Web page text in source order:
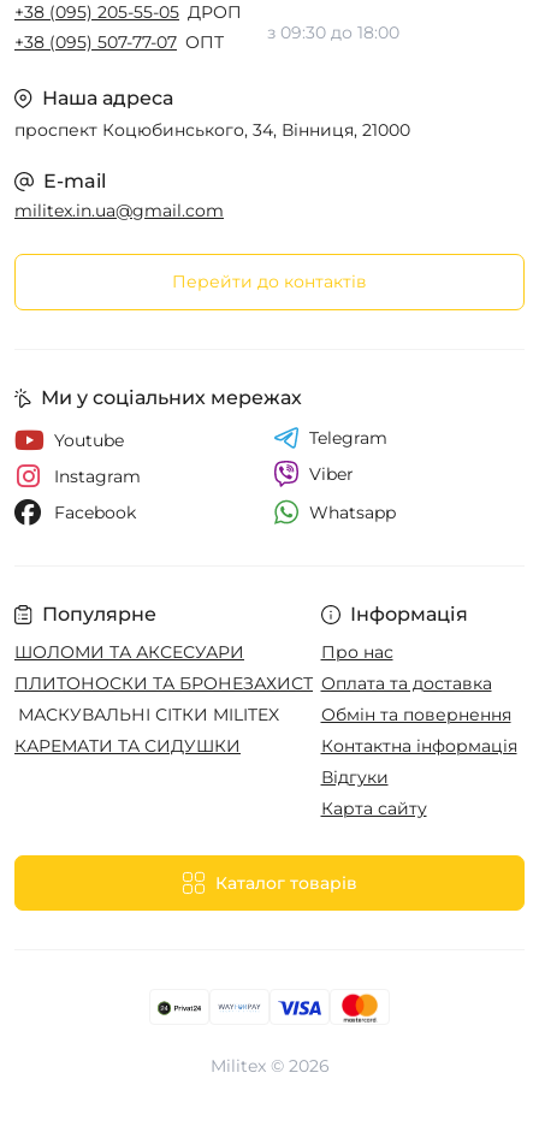
+38 (095) 205-55-05 ДРОП
+38 (095) 507-77-07 ОПТ з 09:30 до 18:00
Наша адреса
проспект Коцюбинського, 34, Вінниця, 21000
E-mail
militex.in.ua@gmail.com
Перейти до контактів
Популярне
ШОЛОМИ ТА АКСЕСУАРИ
ПЛИТОНОСКИ ТА БРОНЕЗАХИСТ
МАСКУВАЛЬНІ СІТКИ MILITEX
КАРЕМАТИ ТА СИДУШКИ
Інформація
Про нас
Оплата та доставка
Обмін та повернення
Контактна інформація
Відгуки
Карта сайту
Каталог товарів
Ми у соціальних мережах
Youtube
Instagram
Facebook
Telegram
Viber
Whatsapp
Militex © 2026